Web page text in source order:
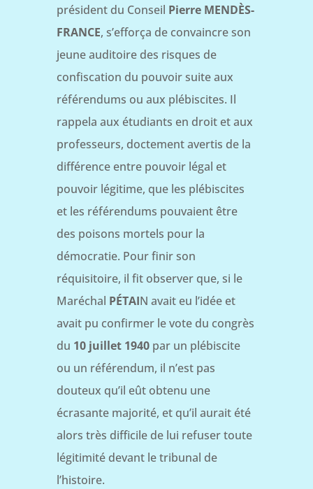
président du Conseil Pierre MENDÈS-
FRANCE, s’efforça de convaincre son
jeune auditoire des risques de
confiscation du pouvoir suite aux
référendums ou aux plébiscites. Il
rappela aux étudiants en droit et aux
professeurs, doctement avertis de la
différence entre pouvoir légal et
pouvoir légitime, que les plébiscites
et les référendums pouvaient être
des poisons mortels pour la
démocratie. Pour finir son
réquisitoire, il fit observer que, si le
Maréchal PÉTAIN avait eu l’idée et
avait pu confirmer le vote du congrès
du 10 juillet 1940 par un plébiscite
ou un référendum, il n’est pas
douteux qu’il eût obtenu une
écrasante majorité, et qu’il aurait été
alors très difficile de lui refuser toute
légitimité devant le tribunal de
l’histoire.